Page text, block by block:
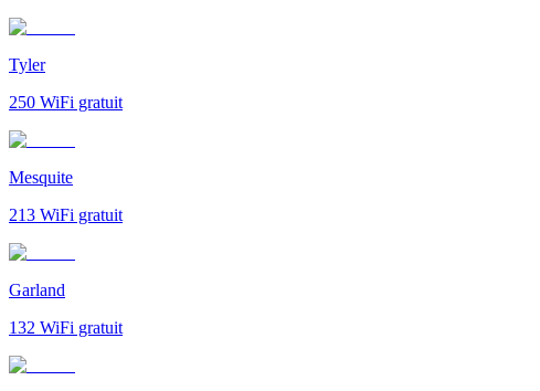
Tyler
250 WiFi gratuit
Mesquite
213 WiFi gratuit
Garland
132 WiFi gratuit